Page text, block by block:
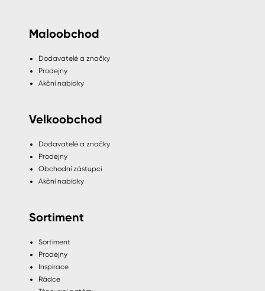
Maloobchod
Dodavatelé a značky
Prodejny
Akční nabídky
Velkoobchod
Dodavatelé a značky
Prodejny
Obchodní zástupci
Akční nabídky
Sortiment
Sortiment
Prodejny
Inspirace
Rádce